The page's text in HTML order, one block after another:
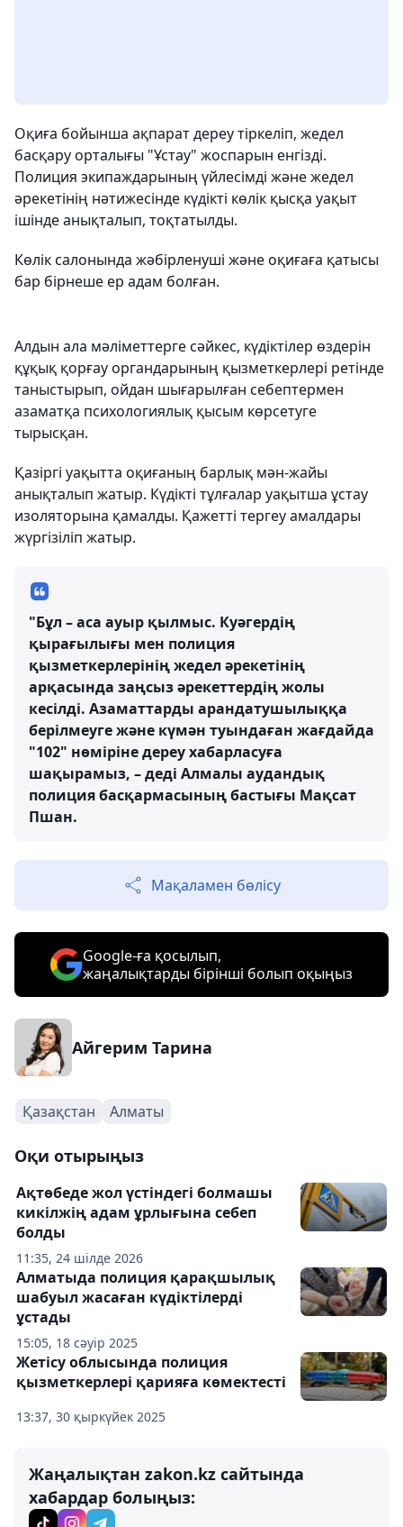
Оқиға бойынша ақпарат дереу тіркеліп, жедел
басқару орталығы "Ұстау" жоспарын енгізді.
Полиция экипаждарының үйлесімді және жедел
әрекетінің нәтижесінде күдікті көлік қысқа уақыт
ішінде анықталып, тоқтатылды.
Көлік салонында жәбірленуші және оқиғаға қатысы
бар бірнеше ер адам болған.
Алдын ала мәліметтерге сәйкес, күдіктілер өздерін
құқық қорғау органдарының қызметкерлері ретінде
таныстырып, ойдан шығарылған себептермен
азаматқа психологиялық қысым көрсетуге
тырысқан.
Қазіргі уақытта оқиғаның барлық мән-жайы
анықталып жатыр. Күдікті тұлғалар уақытша ұстау
изоляторына қамалды. Қажетті тергеу амалдары
жүргізіліп жатыр.
"Бұл – аса ауыр қылмыс. Куәгердің
қырағылығы мен полиция
қызметкерлерінің жедел әрекетінің
арқасында заңсыз әрекеттердің жолы
кесілді. Азаматтарды арандатушылыққа
берілмеуге және күмән туындаған жағдайда
"102" нөміріне дереу хабарласуға
шақырамыз, – деді Алмалы аудандық
полиция басқармасының бастығы Мақсат
Пшан.
Мақаламен бөлісу
Google-ға қосылып,
жаңалықтарды бірінші болып оқыңыз
Айгерим Тарина
Қазақстан Алматы
Оқи отырыңыз
11:35, 24 шілде 2026
Ақтөбеде жол үстіндегі болмашы
кикілжің адам ұрлығына себеп
болды
15:05, 18 сәуір 2025
Алматыда полиция қарақшылық
шабуыл жасаған күдіктілерді
ұстады
13:37, 30 қыркүйек 2025
Жетісу облысында полиция
қызметкерлері қарияға көмектесті
Жаңалықтан zakon.kz сайтында
хабардар болыңыз: